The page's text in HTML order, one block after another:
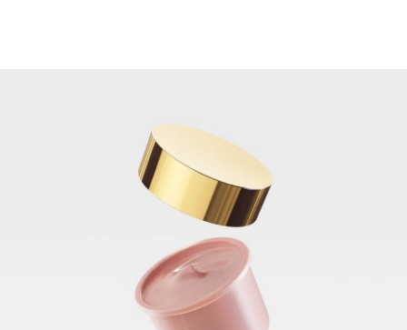
Die Kombination aus hochwirksamen Inhaltsstoffen
wurde speziell für die Pflege anspruchsvoller Haut
• Roséfarbene Pigmente bringen einen sofortigen
Frischeeffekt und gleichen fahle Haut optisch aus.
• Der Kollagen-Elastin-Komplex mit Arctiin und
Kreatin stimuliert die Kollagenproduktion und
verbessert die Elastizität.
• Patentiertes Thiamidol® reduziert Pigmentflecken
und hemmt deren Neuentstehung.